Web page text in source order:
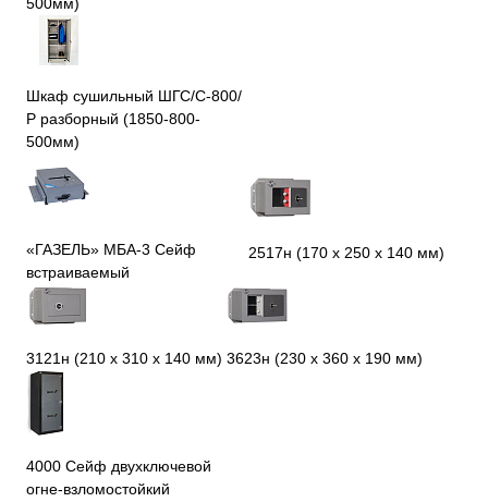
500мм)
Шкаф сушильный ШГС/С-800/
Р разборный (1850-800-
500мм)
«ГАЗЕЛЬ» МБА-3 Сейф
встраиваемый
2517н (170 х 250 х 140 мм)
3121н (210 х 310 х 140 мм) 3623н (230 х 360 х 190 мм)
4000 Сейф двухключевой
огне-взломостойкий